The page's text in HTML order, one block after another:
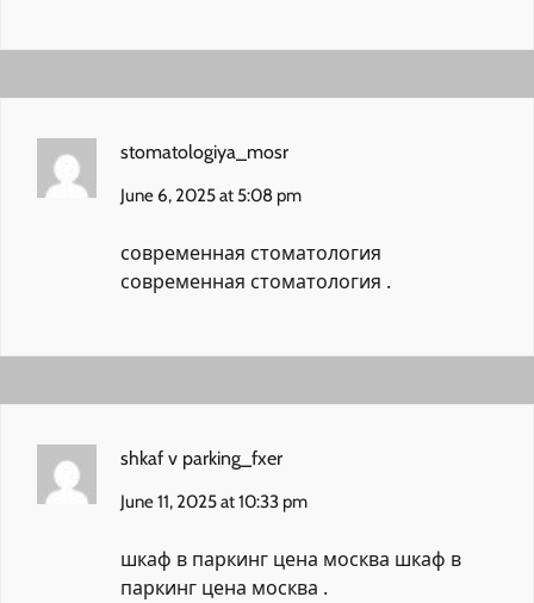
stomatologiya_mosr
June 6, 2025 at 5:08 pm
современная стоматология
современная стоматология .
shkaf v parking_fxer
June 11, 2025 at 10:33 pm
шкаф в паркинг цена москва шкаф в
паркинг цена москва .